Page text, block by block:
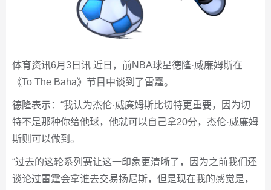
体育资讯6月3日讯 近日，前NBA球星德隆·威廉姆斯在
《To The Baha》节目中谈到了雷霆。
德隆表示：“我认为杰伦·威廉姆斯比切特更重要，因为切
特不是那种你给他球，他就可以自己拿20分，杰伦·威廉姆
斯则可以做到。
“过去的这轮系列赛让这一印象更清晰了，因为之前我们还
谈论过雷霆会拿谁去交易扬尼斯，但是现在我的感觉是，